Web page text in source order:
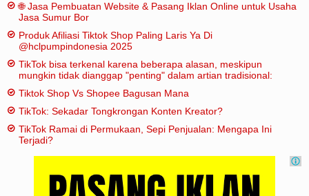
🌐 Jasa Pembuatan Website & Pasang Iklan Online untuk Usaha
Jasa Sumur Bor
Produk Afiliasi Tiktok Shop Paling Laris Ya Di
@hclpumpindonesia 2025
TikTok bisa terkenal karena beberapa alasan, meskipun
mungkin tidak dianggap "penting" dalam artian tradisional:
Tiktok Shop Vs Shopee Bagusan Mana
TikTok: Sekadar Tongkrongan Konten Kreator?
TikTok Ramai di Permukaan, Sepi Penjualan: Mengapa Ini
Terjadi?